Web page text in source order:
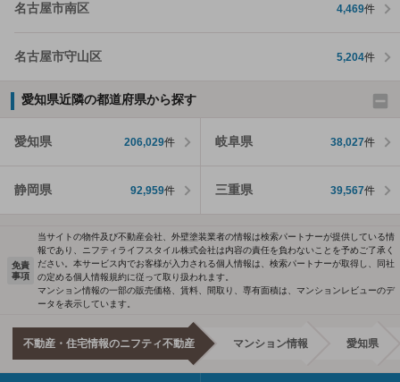
名古屋市南区 4,469件
名古屋市守山区 5,204件
愛知県近隣の都道府県から探す
愛知県 206,029件 岐阜県 38,027件
静岡県 92,959件 三重県 39,567件
免責
事項
当サイトの物件及び不動産会社、外壁塗装業者の情報は検索パートナーが提供している情
報であり、ニフティライフスタイル株式会社は内容の責任を負わないことを予めご了承く
ださい。本サービス内でお客様が入力される個人情報は、検索パートナーが取得し、同社
の定める個人情報規約に従って取り扱われます。
マンション情報の一部の販売価格、賃料、間取り、専有面積は、マンションレビューのデ
ータを表示しています。
不動産・住宅情報のニフティ不動産 マンション情報 愛知県